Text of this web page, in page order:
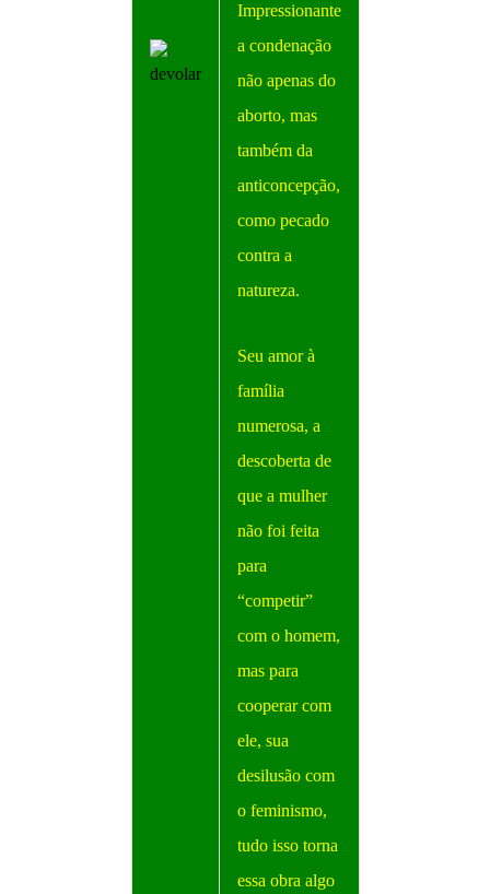
Impressionante
a condenação
não apenas do
aborto, mas
também da
anticoncepção,
como pecado
contra a
natureza.
Seu amor à
família
numerosa, a
descoberta de
que a mulher
não foi feita
para
“competir”
com o homem,
mas para
cooperar com
ele, sua
desilusão com
o feminismo,
tudo isso torna
essa obra algo